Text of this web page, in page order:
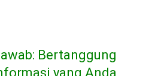
Bertanggung
yang Anda